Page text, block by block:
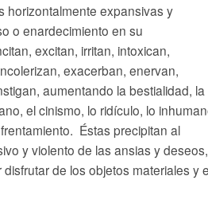
horizontalmente expansivas y
o enardecimiento en su
excitan, irritan, intoxican,
exacerban, enervan,
aumentando la bestialidad, la
el cinismo, lo ridículo, lo
Éstas precipitan al
y violento de las ansias y deseos,
de los objetos materiales y